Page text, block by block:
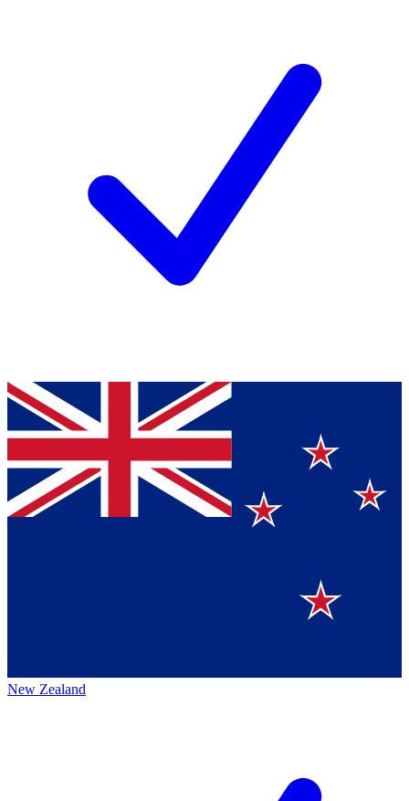
New Zealand